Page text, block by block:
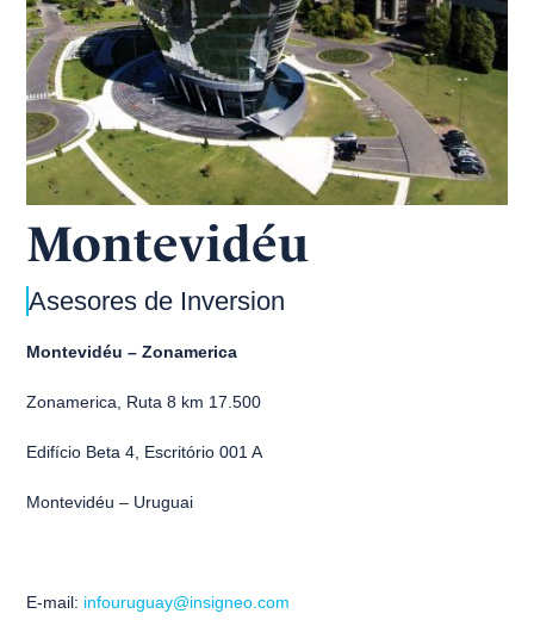
Montevidéu
Asesores de Inversion
Montevidéu – Zonamerica
Zonamerica, Ruta 8 km 17.500
Edifício Beta 4, Escritório 001 A
Montevidéu – Uruguai
E-mail: infouruguay@insigneo.com